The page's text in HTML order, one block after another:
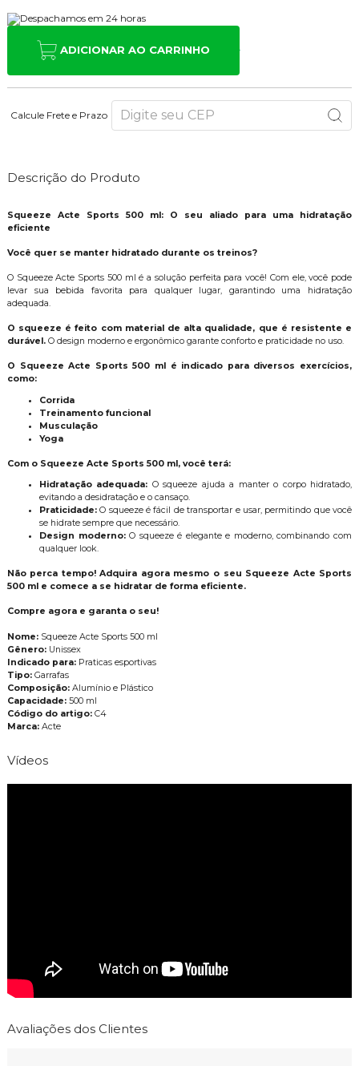
ADICIONAR AO CARRINHO
Calcule Frete e Prazo
Descrição do Produto
Squeeze Acte Sports 500 ml: O seu aliado para uma hidratação
eficiente
Você quer se manter hidratado durante os treinos?
O Squeeze Acte Sports 500 ml é a solução perfeita para você! Com ele, você pode
levar sua bebida favorita para qualquer lugar, garantindo uma hidratação
adequada.
O squeeze é feito com material de alta qualidade, que é resistente e
durável.O design moderno e ergonômico garante conforto e praticidade no uso.
O Squeeze Acte Sports 500 ml é indicado para diversos exercícios,
como:
Corrida
Treinamento funcional
Musculação
Yoga
Com o Squeeze Acte Sports 500 ml, você terá:
Hidratação adequada: O squeeze ajuda a manter o corpo hidratado,
evitando a desidratação e o cansaço.
Praticidade:O squeeze é fácil de transportar e usar, permitindo que você
se hidrate sempre que necessário.
Design moderno:O squeeze é elegante e moderno, combinando com
qualquer look.
Não perca tempo! Adquira agora mesmo o seu Squeeze Acte Sports
500 ml e comece a se hidratar de forma eficiente.
Compre agora e garanta o seu!
Nome:Squeeze Acte Sports 500 ml
Gênero:Unissex
Indicado para:Praticas esportivas
Tipo:Garrafas
Composição:Alumínio e Plástico
Capacidade:500 ml
Código do artigo: C4
Marca: Acte
Vídeos
Avaliações dos Clientes